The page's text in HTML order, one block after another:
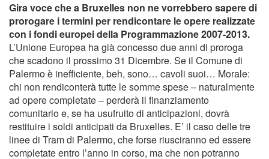
Gira voce che a Bruxelles non ne vorrebbero sapere di
prorogare i termini per rendicontare le opere realizzate
con i fondi europei della Programmazione 2007-2013.
L’Unione Europea ha già concesso due anni di proroga
che scadono il prossimo 31 Dicembre. Se il Comune di
Palermo è inefficiente, beh, sono… cavoli suoi… Morale:
chi non rendiconterà tutte le somme spese – naturalmente
ad opere completate – perderà il finanziamento
comunitario e, se ha usufruito di anticipazioni, dovrà
restituire i soldi anticipati da Bruxelles. E’ il caso delle tre
linee di Tram di Palermo, che forse riusciranno ed essere
completate entro l’anno in corso, ma che non potranno